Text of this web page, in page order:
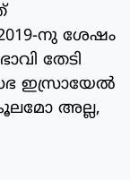
നു ശേഷം
തേടി
ഇസ്രായേല്‍
അല്ല,